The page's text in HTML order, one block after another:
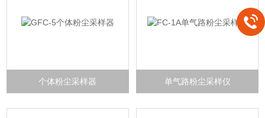
个体粉尘采样器 单气路粉尘采样仪